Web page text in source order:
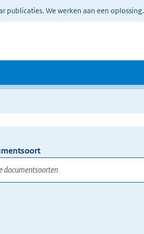
We werken aan een